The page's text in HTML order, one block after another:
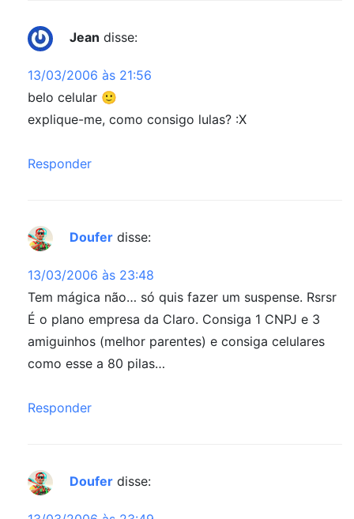
Jean disse:
13/03/2006 às 21:56
belo celular 🙂
explique-me, como consigo lulas? :X
Responder
Doufer disse:
13/03/2006 às 23:48
Tem mágica não… só quis fazer um suspense. Rsrsr
É o plano empresa da Claro. Consiga 1 CNPJ e 3
amiguinhos (melhor parentes) e consiga celulares
como esse a 80 pilas…
Responder
Doufer disse: